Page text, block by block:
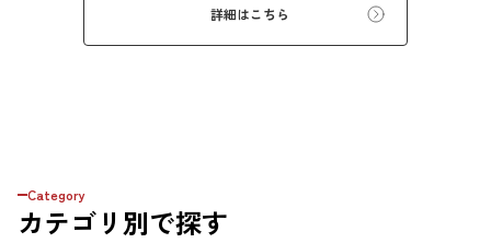
詳細はこちら
Category
カテゴリ 別で探す